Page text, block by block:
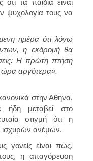
ψυχολογία τους να
ημέρα ότι λόγω
η εκδρομή θα
Η πρώτη πτήση
ώρα αργότερα».
στην Αθήνα,
μεταβεί στο
στιγμή ότι η
ανέμων.
γονείς είναι πως,
η απαγόρευση